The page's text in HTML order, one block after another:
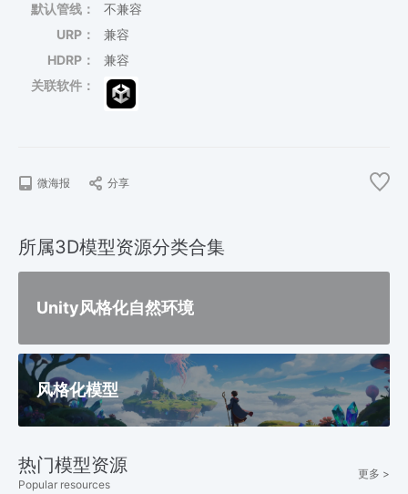
默认管线：
不兼容
URP：
兼容
HDRP：
兼容
关联软件：
微海报 分享
所属3D模型资源分类合集
Unity风格化自然环境
风格化模型
热门模型资源
Popular resources
更多 >